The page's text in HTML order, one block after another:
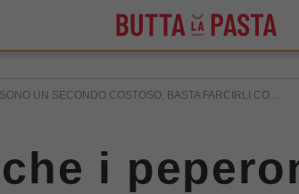
UN SECONDO COSTOSO, BASTA FARCIRLI CO...
i